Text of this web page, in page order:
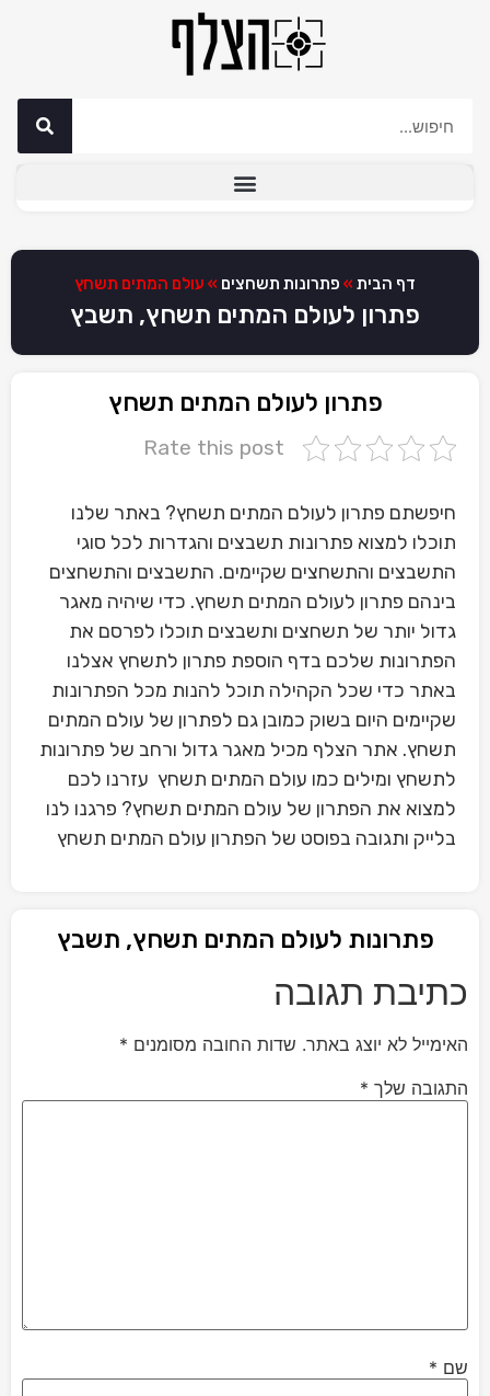
דף הבית » פתרונות תשחצים » עולם המתים תשחץ
פתרון לעולם המתים תשחץ, תשבץ
פתרון לעולם המתים תשחץ
Rate this post
חיפשתם פתרון לעולם המתים תשחץ? באתר שלנו
תוכלו למצוא פתרונות תשבצים והגדרות לכל סוגי
התשבצים והתשחצים שקיימים. התשבצים והתשחצים
בינהם פתרון לעולם המתים תשחץ. כדי שיהיה מאגר
גדול יותר של תשחצים ותשבצים תוכלו לפרסם את
הפתרונות שלכם בדף הוספת פתרון לתשחץ אצלנו
באתר כדי שכל הקהילה תוכל להנות מכל הפתרונות
שקיימים היום בשוק כמובן גם לפתרון של עולם המתים
תשחץ. אתר הצלף מכיל מאגר גדול ורחב של פתרונות
לתשחץ ומילים כמו עולם המתים תשחץ עזרנו לכם
למצוא את הפתרון של עולם המתים תשחץ? פרגנו לנו
בלייק ותגובה בפוסט של הפתרון עולם המתים תשחץ
פתרונות לעולם המתים תשחץ, תשבץ
כתיבת תגובה
האימייל לא יוצג באתר. שדות החובה מסומנים *
התגובה שלך *
שם *